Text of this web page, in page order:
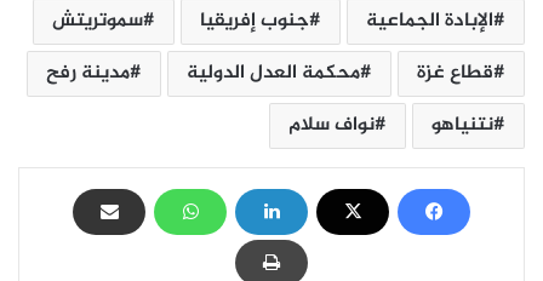
الإبادة الجماعية
جنوب إفريقيا
سموتريتش
قطاع غزة
محكمة العدل الدولية
مدينة رفح
نتنياهو
نواف سلام